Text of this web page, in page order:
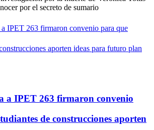
a IPET 263 firmaron convenio
de construcciones aporten